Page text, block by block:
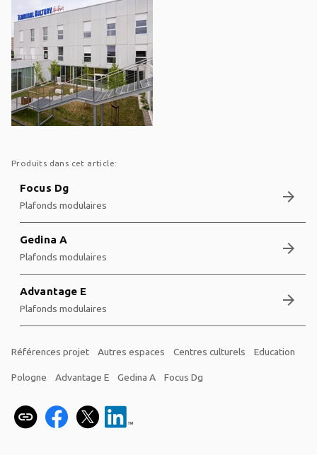
Produits dans cet article:
Focus Dg
Plafonds modulaires arrow_forward
Gedina A
Plafonds modulaires arrow_forward
Advantage E
Plafonds modulaires arrow_forward
Références projet Autres espaces Centres culturels Education
Pologne Advantage E Gedina A Focus Dg